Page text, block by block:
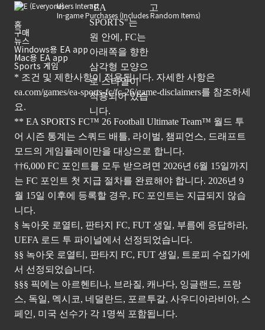
Users Interact
In-game Purchases (Includes Random Items)
홈
구매
뉴스
Windows용 EA app
Mac용 EA app
Sports 게임
* 조건 및 제한사항이 적용됩니다. 자세한 사항은
ea.com/games/ea-sports-fc/fc-26/game-disclaimers를 참조하세
요.
** EA SPORTS FC™ 26 Football Ultimate Team™ 월드 투
어 시즌 통계는 스쿼드 배틀, 라이벌, 챔피언스, 드래프트
모드의 게임플레이만을 대상으로 합니다.
††6,000 FC 포인트를 모두 받으려면 2026년 6월 15일까지
는 FC 포인트 첫 지급 절차를 완료해야 합니다. 2026년 9
월 15일 이후에 등록할 경우, FC 포인트는 지급되지 않습
니다.
§ 녹아웃 로열티, 판타지 FC, FUT 생일, 부름에 응답하라,
UEFA 로드 투 파이널에서 선정되었습니다.
§§ 녹아웃 로열티, 판타지 FC, FUT 생일, 트로피 수집가에
서 선정되었습니다.
§§§ 픽에는 아르헨티나, 브라질, 캐나다, 잉글랜드, 프랑
스, 독일, 멕시코, 네덜란드, 포르투갈, 사우디아라비아, 스
페인, 미국 선수가 각 1명씩 포함됩니다.